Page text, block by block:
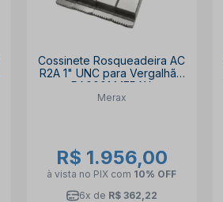
Cossinete Rosqueadeira AC
R2A 1" UNC para Vergalhão
RA0001 MERAX
Merax
R$ 1.956,00
à vista no PIX com 10% OFF
6x de R$ 362,22